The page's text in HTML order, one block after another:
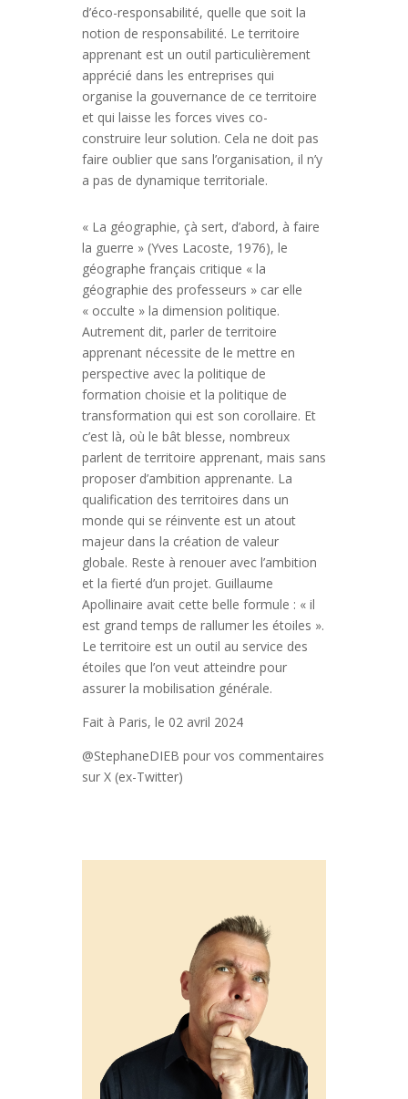
d’éco-responsabilité, quelle que soit la
notion de responsabilité. Le territoire
apprenant est un outil particulièrement
apprécié dans les entreprises qui
organise la gouvernance de ce territoire
et qui laisse les forces vives co-
construire leur solution. Cela ne doit pas
faire oublier que sans l’organisation, il n’y
a pas de dynamique territoriale.
« La géographie, çà sert, d’abord, à faire
la guerre » (Yves Lacoste, 1976), le
géographe français critique « la
géographie des professeurs » car elle
« occulte » la dimension politique.
Autrement dit, parler de territoire
apprenant nécessite de le mettre en
perspective avec la politique de
formation choisie et la politique de
transformation qui est son corollaire. Et
c’est là, où le bât blesse, nombreux
parlent de territoire apprenant, mais sans
proposer d’ambition apprenante. La
qualification des territoires dans un
monde qui se réinvente est un atout
majeur dans la création de valeur
globale. Reste à renouer avec l’ambition
et la fierté d’un projet. Guillaume
Apollinaire avait cette belle formule : « il
est grand temps de rallumer les étoiles ».
Le territoire est un outil au service des
étoiles que l’on veut atteindre pour
assurer la mobilisation générale.
Fait à Paris, le 02 avril 2024
@StephaneDIEB pour vos commentaires
sur X (ex-Twitter)